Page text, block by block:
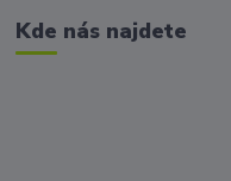
Kde nás najdete